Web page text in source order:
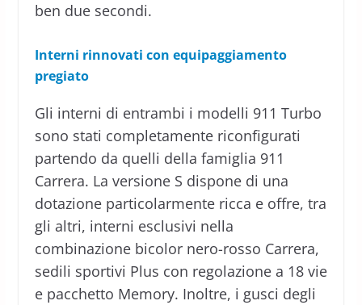
ben due secondi.
Interni rinnovati con equipaggiamento
pregiato
Gli interni di entrambi i modelli 911 Turbo
sono stati completamente riconfigurati
partendo da quelli della famiglia 911
Carrera. La versione S dispone di una
dotazione particolarmente ricca e offre, tra
gli altri, interni esclusivi nella
combinazione bicolor nero-rosso Carrera,
sedili sportivi Plus con regolazione a 18 vie
e pacchetto Memory. Inoltre, i gusci degli